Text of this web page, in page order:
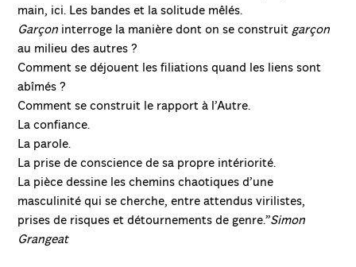
main, ici. Les bandes et la solitude mêlés.
Garçon interroge la manière dont on se construitgarçon
au milieu des autres ?
Comment se déjouent les filiations quand les liens sont
abîmés ?
Comment se construit le rapport à l’Autre.
La confiance.
La parole.
La prise de conscience de sa propre intériorité.
La pièce dessine les chemins chaotiques d’une
masculinité qui se cherche, entre attendus virilistes,
prises de risques et détournements de genre.”Simon
Grangeat